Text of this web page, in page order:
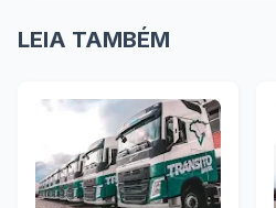
LEIA TAMBÉM